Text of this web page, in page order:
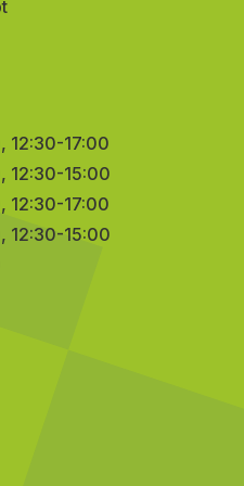
12:30-17:00
12:30-15:00
12:30-17:00
12:30-15:00